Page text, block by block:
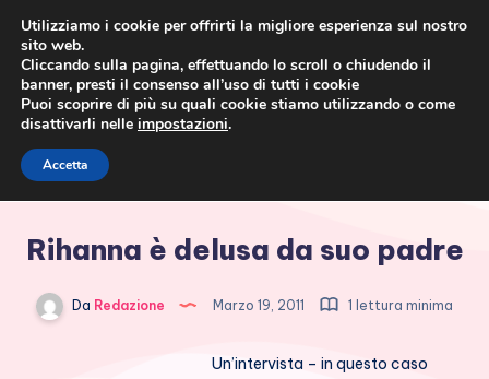
Rihanna è delusa da suo padre
Da Redazione Marzo 19, 2011 1 lettura minima
Un’intervista – in questo caso
Utilizziamo i cookie per offrirti la migliore esperienza sul nostro
sito web.
Cliccando sulla pagina, effettuando lo scroll o chiudendo il
banner, presti il consenso all’uso di tutti i cookie
Puoi scoprire di più su quali cookie stiamo utilizzando o come
disattivarli nelle impostazioni.
Accetta